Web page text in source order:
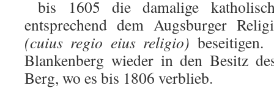
bis 1605 die damalige
entsprechend dem Augsburger
(cuius regio eius religio)
Blankenberg wieder in den Besitz
Berg, wo es bis 1806 verblieb.